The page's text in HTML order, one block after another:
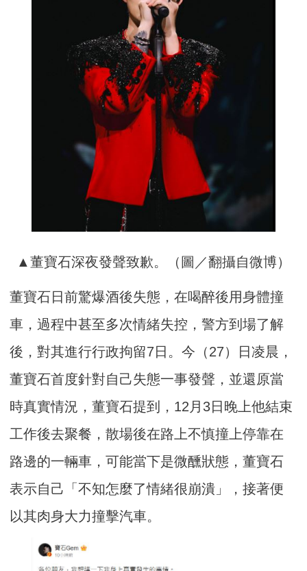
▲董寶石深夜發聲致歉。（圖／翻攝自微博）
董寶石日前驚爆酒後失態，在喝醉後用身體撞
車，過程中甚至多次情緒失控，警方到場了解
後，對其進行行政拘留7日。今（27）日凌晨，
董寶石首度針對自己失態一事發聲，並還原當
時真實情況，董寶石提到，12月3日晚上他結束
工作後去聚餐，散場後在路上不慎撞上停靠在
路邊的一輛車，可能當下是微醺狀態，董寶石
表示自己「不知怎麼了情緒很崩潰」，接著便
以其肉身大力撞擊汽車。